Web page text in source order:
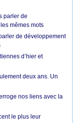
parler de
mêmes mots
de développement
d’hier et
deux ans. Un
nos liens avec la
le plus leur